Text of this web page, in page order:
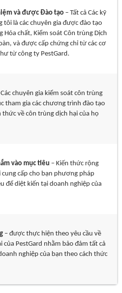
và được Đào tạo – Tất cả Các kỹ
tôi là các chuyên gia được đào tạo
Hóa chất, Kiểm soát Côn trùng Dịch
và được cấp chứng chỉ từ các cơ
từ công ty PestGard.
Các chuyên gia kiểm soát côn trùng
tham gia các chương trình đào tạo
về côn trùng dịch hại của họ
vào mục tiêu – Kiến thức rộng
cấp cho bạn phương pháp
để diệt kiến tại doanh nghiệp của
– được thực hiện theo yêu cầu về
của PestGard nhằm bảo đảm tất cả
nghiệp của bạn theo cách thức